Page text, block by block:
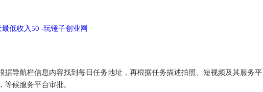
据导航栏信息内容找到每日任务地址，再根据任务描述拍照、短视频及其服务平
候服务平台审批。